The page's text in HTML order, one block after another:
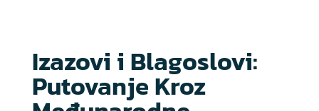
Izazovi i Blagoslovi:
Putovanje Kroz